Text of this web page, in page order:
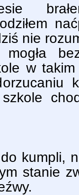
nie
w
kumpli,
stanie